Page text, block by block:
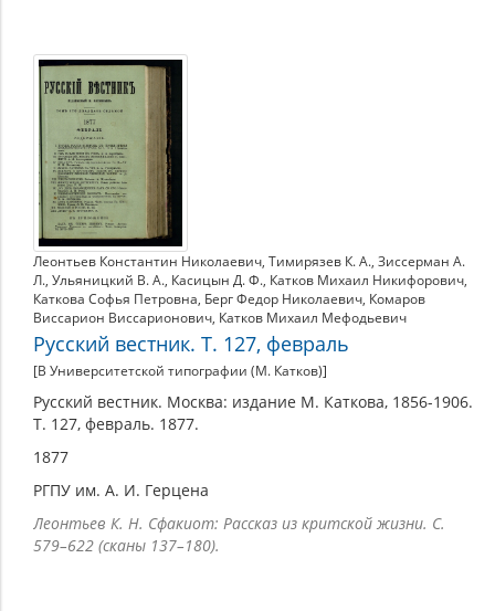
Леонтьев Константин Николаевич, Тимирязев К. А., Зиссерман А.
Л., Ульяницкий В. А., Касицын Д. Ф., Катков Михаил Никифорович,
Каткова Софья Петровна, Берг Федор Николаевич, Комаров
Виссарион Виссарионович, Катков Михаил Мефодьевич
Русский вестник. Т. 127, февраль
[В Университетской типографии (М. Катков)]
Русский вестник. Москва: издание М. Каткова, 1856-1906.
Т. 127, февраль. 1877.
1877
РГПУ им. А. И. Герцена
Леонтьев К. Н. Сфакиот: Рассказ из критской жизни. С.
579–622 (сканы 137–180).